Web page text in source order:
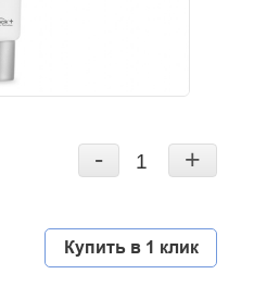
- +
Купить в 1 клик